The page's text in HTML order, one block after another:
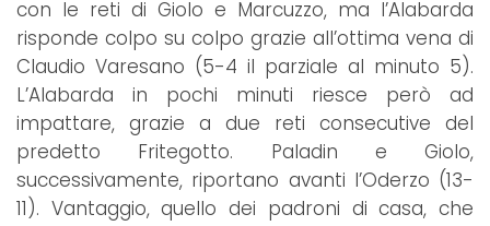
con le reti di Giolo e Marcuzzo, ma l’Alabarda
risponde colpo su colpo grazie all’ottima vena di
Claudio Varesano (5-4 il parziale al minuto 5).
L’Alabarda in pochi minuti riesce però ad
impattare, grazie a due reti consecutive del
predetto Fritegotto. Paladin e Giolo,
successivamente, riportano avanti l’Oderzo (13-
11). Vantaggio, quello dei padroni di casa, che